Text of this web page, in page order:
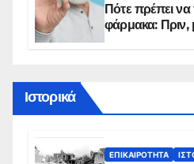
Πότε πρέπει
φάρμακα: Πριν,
Ιστορικά
ΕΠΙΚΑΙΡΌΤΗΤΑ